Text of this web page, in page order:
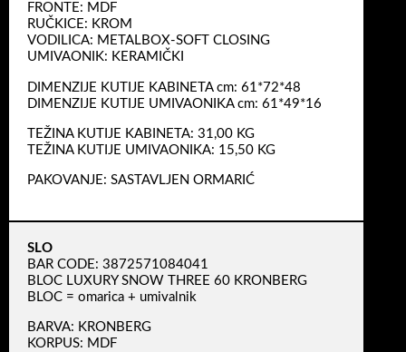
FRONTE: MDF
RUČKICE: KROM
VODILICA: METALBOX-SOFT CLOSING
UMIVAONIK: KERAMIČKI
DIMENZIJE KUTIJE KABINETA cm: 61*72*48
DIMENZIJE KUTIJE UMIVAONIKA cm: 61*49*16
TEŽINA KUTIJE KABINETA: 31,00 KG
TEŽINA KUTIJE UMIVAONIKA: 15,50 KG
PAKOVANJE: SASTAVLJEN ORMARIĆ
SLO
BAR CODE: 3872571084041
BLOC LUXURY SNOW THREE 60 KRONBERG
BLOC = omarica + umivalnik
BARVA: KRONBERG
KORPUS: MDF